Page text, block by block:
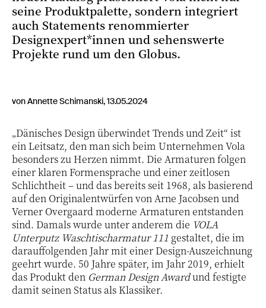
seine Produktpalette, sondern integriert
auch Statements renommierter
Designexpert*innen und sehenswerte
Projekte rund um den Globus.
von Annette Schimanski, 13.05.2024
„Dänisches Design überwindet Trends und Zeit“ ist
ein Leitsatz, den man sich beim Unternehmen Vola
besonders zu Herzen nimmt. Die Armaturen folgen
einer klaren Formensprache und einer zeitlosen
Schlichtheit – und das bereits seit 1968, als basierend
auf den Originalentwürfen von Arne Jacobsen und
Verner Overgaard moderne Armaturen entstanden
sind. Damals wurde unter anderem die VOLA
Unterputz Waschtischarmatur 111 gestaltet, die im
darauffolgenden Jahr mit einer Design-Auszeichnung
geehrt wurde. 50 Jahre später, im Jahr 2019, erhielt
das Produkt den German Design Awardund festigte
damit seinen Status als Klassiker.